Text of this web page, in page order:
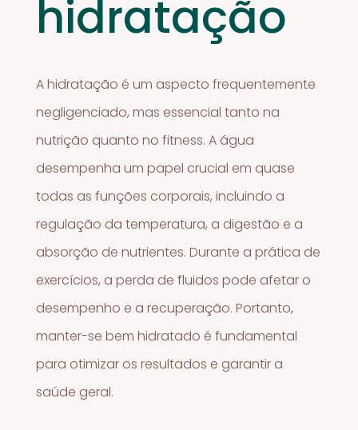
hidratação
A hidratação é um aspecto frequentemente
negligenciado, mas essencial tanto na
nutrição quanto no fitness. A água
desempenha um papel crucial em quase
todas as funções corporais, incluindo a
regulação da temperatura, a digestão e a
absorção de nutrientes. Durante a prática de
exercícios, a perda de fluidos pode afetar o
desempenho e a recuperação. Portanto,
manter-se bem hidratado é fundamental
para otimizar os resultados e garantir a
saúde geral.